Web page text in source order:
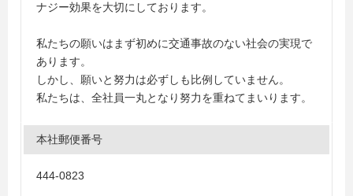
ナジー効果を大切にしております。
私たちの願いはまず初めに交通事故のない社会の実現で
あります。
しかし、願いと努力は必ずしも比例していません。
私たちは、全社員一丸となり努力を重ねてまいります。
本社郵便番号
444-0823